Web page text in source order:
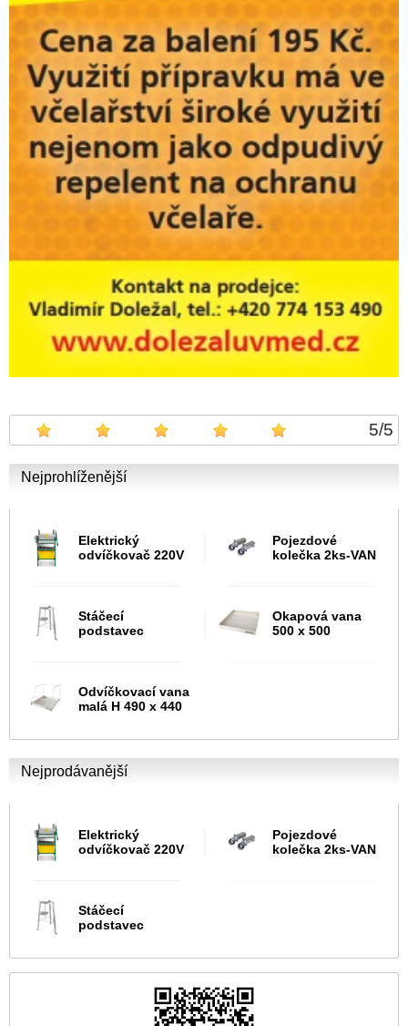
5/5
Nejprohlíženější
Elektrický
odvíčkovač 220V
Pojezdové
kolečka 2ks-VAN
Stáčecí
podstavec
Okapová vana
500 x 500
Odvíčkovací vana
malá H 490 x 440
Nejprodávanější
Elektrický
odvíčkovač 220V
Pojezdové
kolečka 2ks-VAN
Stáčecí
podstavec